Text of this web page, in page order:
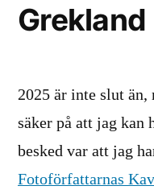
2025 är inte slut
säker på att jag kan
besked var att jag
Fotoförfattarnas